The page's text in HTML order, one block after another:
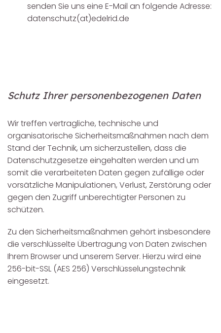
senden Sie uns eine E-Mail an folgende Adresse:
datenschutz(at)edelrid.de
Schutz Ihrer personenbezogenen Daten
Wir treffen vertragliche, technische und
organisatorische Sicherheitsmaßnahmen nach dem
Stand der Technik, um sicherzustellen, dass die
Datenschutzgesetze eingehalten werden und um
somit die verarbeiteten Daten gegen zufällige oder
vorsätzliche Manipulationen, Verlust, Zerstörung oder
gegen den Zugriff unberechtigter Personen zu
schützen.
Zu den Sicherheitsmaßnahmen gehört insbesondere
die verschlüsselte Übertragung von Daten zwischen
Ihrem Browser und unserem Server. Hierzu wird eine
256-bit-SSL (AES 256) Verschlüsselungstechnik
eingesetzt.